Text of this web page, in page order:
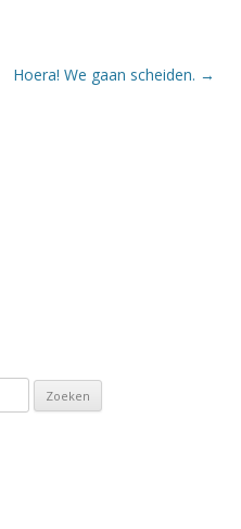
Hoera! We gaan scheiden. →